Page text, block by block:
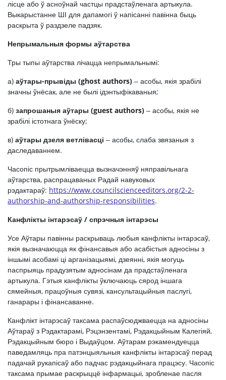
лісце або ў асноўнай частцы прадстаўленага артыкула.
Выкарыстанне ШІ для дапамогі ў напісанні павінна быць
раскрыта ў раздзеле падзяк.
Непрымальныя формы аўтарства
Тры тыпы аўтарства лічацца непрымальнымі:
а) аўтары-прывіды (ghost authors) ‒ асобы, якія зрабілі
значны ўнёсак, але не былі ідэнтыфікаваныя;
б) запрошаныя аўтары (guest authors) ‒ асобы, якія не
зрабілі істотнага ўнёску;
в) аўтары дзеля ветлівасці ‒ асобы, слаба звязаныя з
даследаваннем.
Часопіс прытрымліваецца вызначэнняў няправільнага
аўтарства, распрацаваных Радай навуковых
рэдактараў: https://www.councilscienceeditors.org/2-2-
authorship-and-authorship-responsibilities.
Канфлікты інтарэсаў / спрэчныя інтарэсы
Усе Аўтары павінны раскрываць любыя канфлікты інтарэсаў,
якія вызначаюцца як фінансавыя або асабістыя адносіны з
іншымі асобамі ці арганізацыямі, дзеянні, якія могуць
паспрыяць прадузятым адносінам да прадстаўленага
артыкула. Гэтыя канфлікты ўключаюць сярод іншага
сямейныя, працоўныя сувязі, кансультацыйныя паслугі,
ганарары і фінансаванне.
Канфлікт інтарэсаў таксама распаўсюджваецца на адносіны
Аўтараў з Рэдактарамі, Рэцэнзентамі, Рэдакцыйным Калегіяй,
Рэдакцыйным бюро і Выдаўцом. Аўтарам рэкамендуецца
паведамляць пра патэнцыяльныя канфлікты інтарэсаў перад
падачай рукапісаў або падчас рэдакцыйнага працэсу. Часопіс
таксама прымае раскрыццё інфармацыі, зробленае пасля